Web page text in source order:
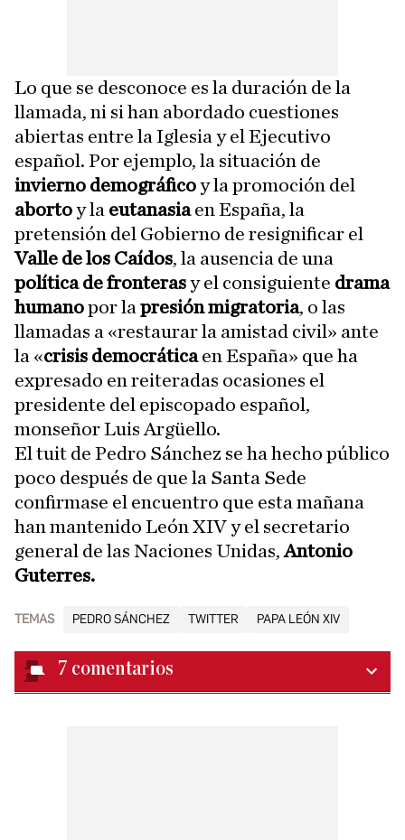
Lo que se desconoce es la duración de la
llamada, ni si han abordado cuestiones
abiertas entre la Iglesia y el Ejecutivo
español. Por ejemplo, la situación de
invierno demográficoy la promoción del
abortoy la eutanasiaen España, la
pretensión del Gobierno de resignificar el
Valle de los Caídos, la ausencia de una
política de fronterasy el consiguiente drama
humanopor la presión migratoria, o las
llamadas a «restaurar la amistad civil» ante
la «crisis democráticaen España» que ha
expresado en reiteradas ocasiones el
presidente del episcopado español,
monseñor Luis Argüello.
El tuit de Pedro Sánchez se ha hecho público
poco después de que la Santa Sede
confirmase el encuentro que esta mañana
han mantenido León XIV y el secretario
general de las Naciones Unidas,Antonio
Guterres.
TEMAS PEDRO SÁNCHEZ TWITTER PAPA LEÓN XIV
7 comentarios